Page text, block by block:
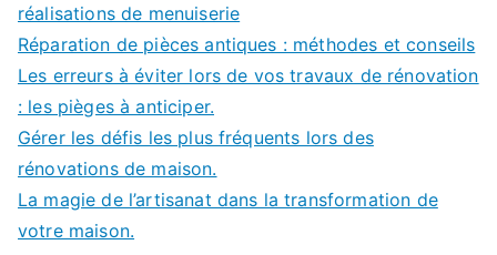
réalisations de menuiserie
Réparation de pièces antiques : méthodes et conseils
Les erreurs à éviter lors de vos travaux de rénovation
: les pièges à anticiper.
Gérer les défis les plus fréquents lors des
rénovations de maison.
La magie de l’artisanat dans la transformation de
votre maison.